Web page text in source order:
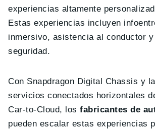
experiencias altamente
Estas experiencias incluyen
inmersivo, asistencia al conductor
seguridad.
Con Snapdragon Digital Chassis y
servicios conectados horizontales
Car-to-Cloud, losfabricantes de
pueden escalar estas experiencias